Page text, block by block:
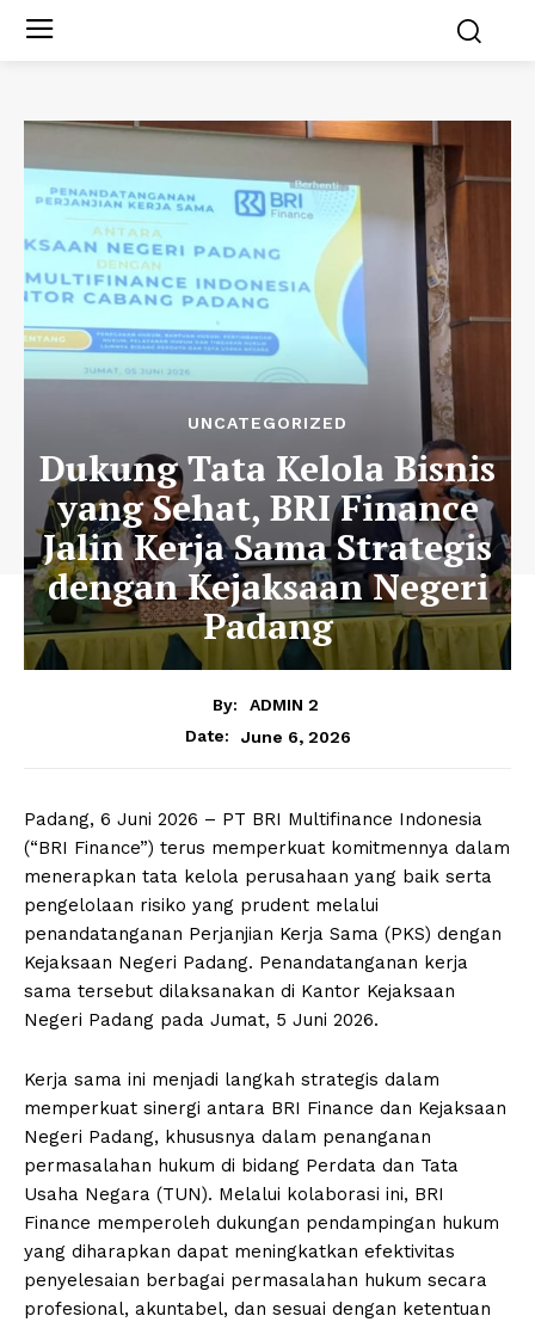
UNCATEGORIZED
Dukung Tata Kelola Bisnis
yang Sehat, BRI Finance
Jalin Kerja Sama Strategis
dengan Kejaksaan Negeri
Padang
By:
ADMIN 2
Date:
June 6, 2026
Padang, 6 Juni 2026 – PT BRI Multifinance Indonesia
(“BRI Finance”) terus memperkuat komitmennya dalam
menerapkan tata kelola perusahaan yang baik serta
pengelolaan risiko yang prudent melalui
penandatanganan Perjanjian Kerja Sama (PKS) dengan
Kejaksaan Negeri Padang. Penandatanganan kerja
sama tersebut dilaksanakan di Kantor Kejaksaan
Negeri Padang pada Jumat, 5 Juni 2026.
Kerja sama ini menjadi langkah strategis dalam
memperkuat sinergi antara BRI Finance dan Kejaksaan
Negeri Padang, khususnya dalam penanganan
permasalahan hukum di bidang Perdata dan Tata
Usaha Negara (TUN). Melalui kolaborasi ini, BRI
Finance memperoleh dukungan pendampingan hukum
yang diharapkan dapat meningkatkan efektivitas
penyelesaian berbagai permasalahan hukum secara
profesional, akuntabel, dan sesuai dengan ketentuan